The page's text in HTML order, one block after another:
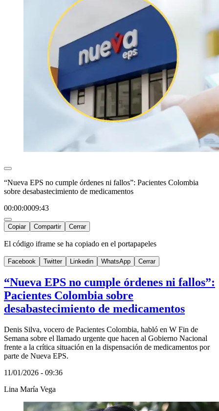
“Nueva EPS no cumple órdenes ni fallos”: Pacientes Colombia
sobre desabastecimiento de medicamentos
00:00:0009:43
Copiar Compartir Cerrar
El código iframe se ha copiado en el portapapeles
Facebook Twitter Linkedin WhatsApp Cerrar
“Nueva EPS no cumple órdenes ni fallos”:
Pacientes Colombia sobre
desabastecimiento de medicamentos
Denis Silva, vocero de Pacientes Colombia, habló en W Fin de
Semana sobre el llamado urgente que hacen al Gobierno Nacional
frente a la crítica situación en la dispensación de medicamentos por
parte de Nueva EPS.
11/01/2026 - 09:36
Lina María Vega